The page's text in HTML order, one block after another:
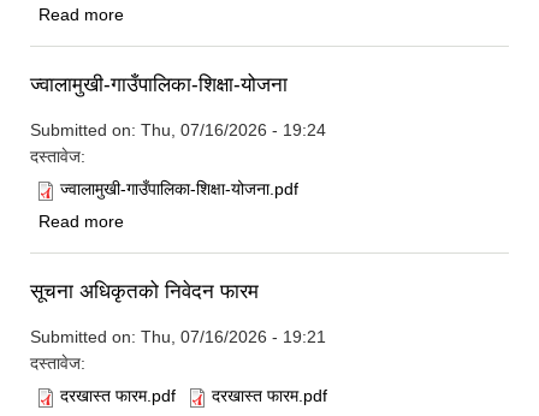
Read more
ज्वालामुखी-गाउँपालिका-शिक्षा-योजना
Submitted on: Thu, 07/16/2026 - 19:24
दस्तावेज:
ज्वालामुखी-गाउँपालिका-शिक्षा-योजना.pdf
Read more
सूचना अधिकृतको निवेदन फारम
Submitted on: Thu, 07/16/2026 - 19:21
दस्तावेज:
दरखास्त फारम.pdf
दरखास्त फारम.pdf